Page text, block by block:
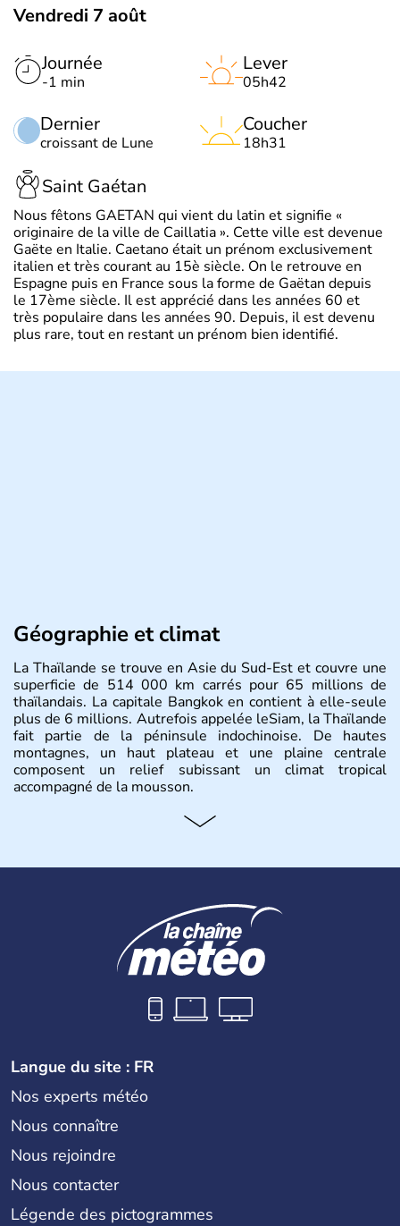
Vendredi 7 août
Journée
-1 min
Dernier
croissant de Lune
Lever
05h42
Coucher
18h31
Saint Gaétan
Nous fêtons GAETAN qui vient du latin et signifie «
originaire de la ville de Caillatia ». Cette ville est devenue
Gaëte en Italie. Caetano était un prénom exclusivement
italien et très courant au 15è siècle. On le retrouve en
Espagne puis en France sous la forme de Gaëtan depuis
le 17ème siècle. Il est apprécié dans les années 60 et
très populaire dans les années 90. Depuis, il est devenu
plus rare, tout en restant un prénom bien identifié.
Géographie et climat
La Thaïlande se trouve en Asie du Sud-Est et couvre une
superficie de 514 000 km carrés pour 65 millions de
thaïlandais. La capitale Bangkok en contient à elle-seule
plus de 6 millions. Autrefois appelée leSiam, la Thaïlande
fait partie de la péninsule indochinoise. De hautes
montagnes, un haut plateau et une plaine centrale
composent un relief subissant un climat tropical
accompagné de la mousson.
Histoire et administration
de la Thaïlande, mais c'est surtout avec les Khmers au IXe
Elle se lie avec la France, le Royaume-Uni et les Etats-
Unis sur des questions de commerce et de pouvoir avant
la chute de la Monarchie absolue en 1932. Il s'agit encore
aujourd'hui d'une nation bouddhiste au régime politique
Langue du site : FR
Nos experts météo
Nous connaître
Nous rejoindre
Nous contacter
Légende des pictogrammes